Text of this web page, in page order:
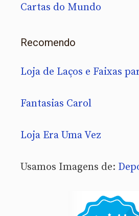
Cartas do Mundo
Recomendo
Loja de Laços e Faixas
Fantasias Carol
Loja Era Uma Vez
Usamos Imagens de: